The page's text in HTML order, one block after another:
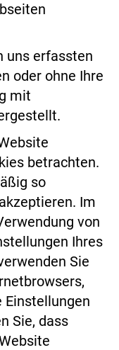
uns erfassten
oder ohne Ihre
mit
betrachten.
so
Im
von
Ihres
Sie
Einstellungen
Sie, dass